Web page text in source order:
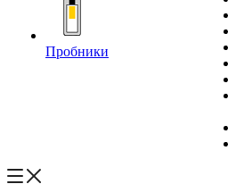
Пробники